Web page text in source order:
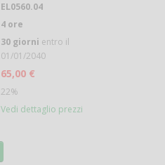
EL0560.04
4 ore
30 giorni entro il
01/01/2040
65,00 €
22%
Vedi dettaglio prezzi